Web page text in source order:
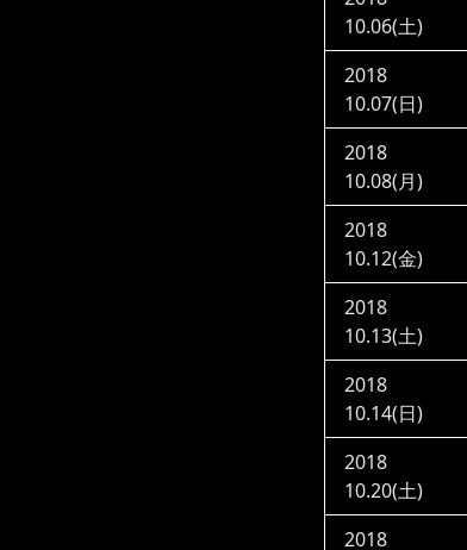
10.06(土)
2018
10.07(日)
2018
10.08(月)
2018
10.12(金)
2018
10.13(土)
2018
10.14(日)
2018
10.20(土)
2018